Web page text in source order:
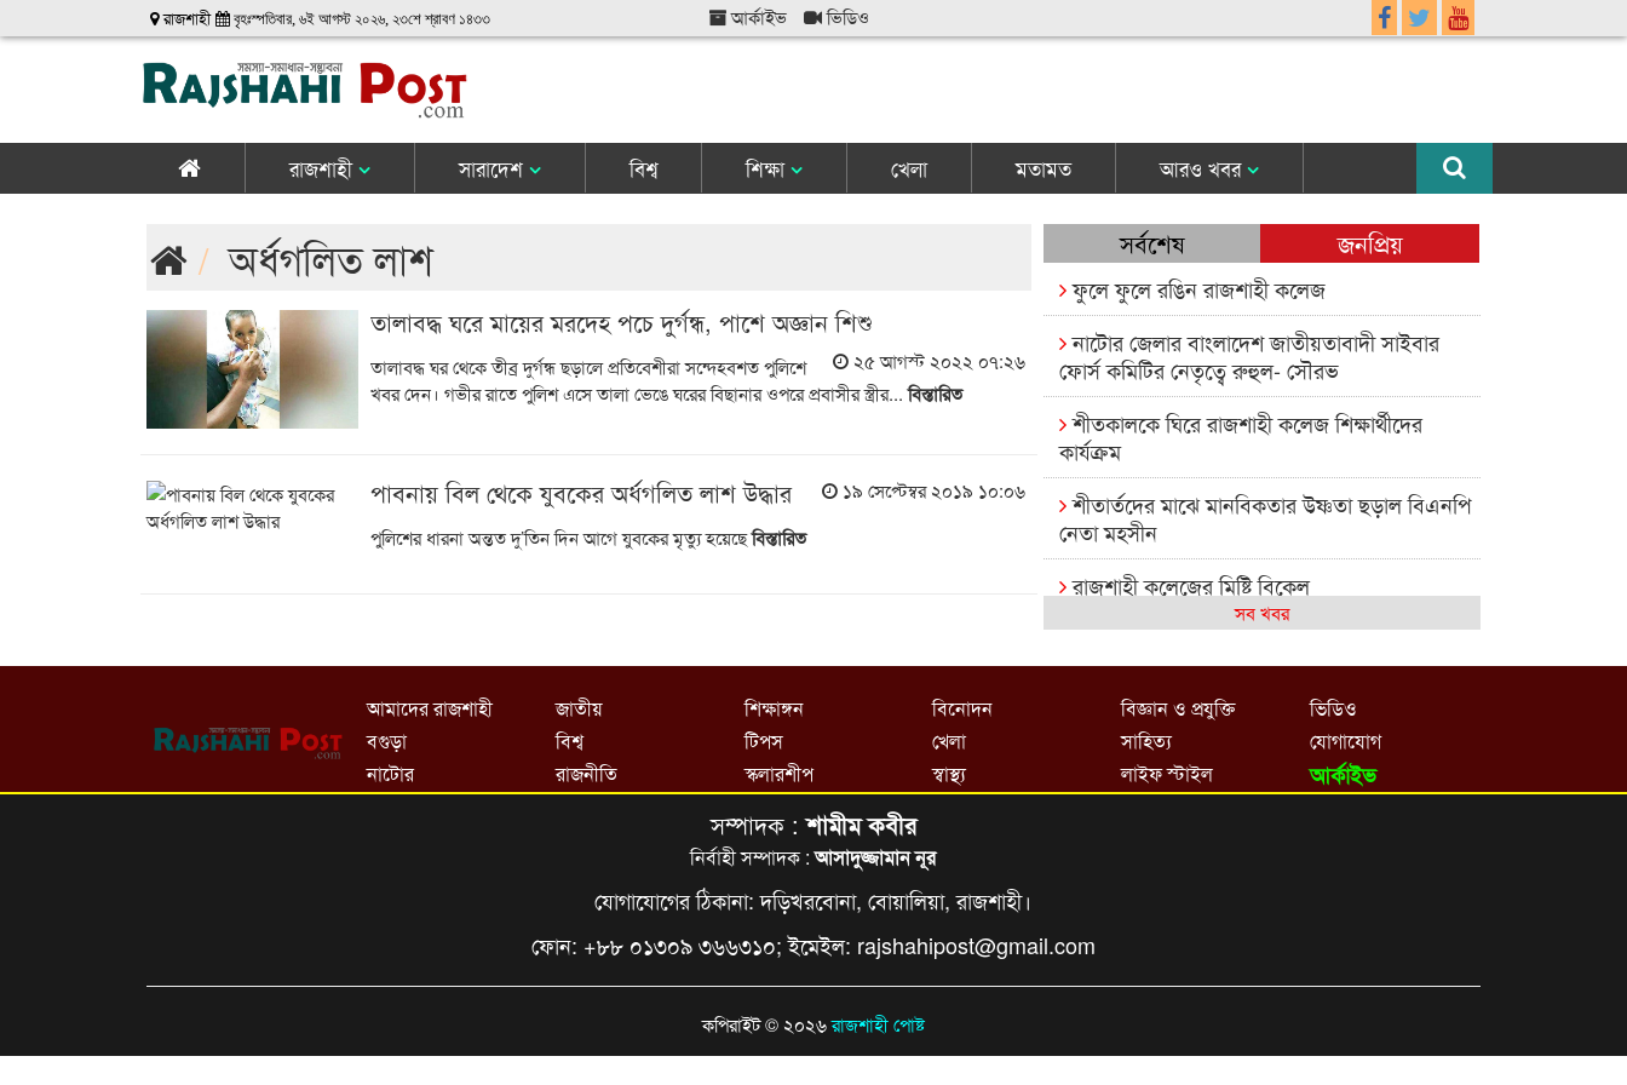
রাজশাহী বৃহঃস্পতিবার, ৬ই আগস্ট ২০২৬, ২৩শে শ্রাবণ ১৪৩৩ আর্কাইভ ভিডিও
রাজশাহী সারাদেশ বিশ্ব শিক্ষা খেলা মতামত আরও খবর
অর্ধগলিত লাশ
তালাবদ্ধ ঘরে মায়ের মরদেহ পচে দুর্গন্ধ, পাশে অজ্ঞান শিশু
২৫ আগস্ট ২০২২ ০৭:২৬
তালাবদ্ধ ঘর থেকে তীব্র দুর্গন্ধ ছড়ালে প্রতিবেশীরা সন্দেহবশত পুলিশে
খবর দেন। গভীর রাতে পুলিশ এসে তালা ভেঙে ঘরের বিছানার ওপরে প্রবাসীর স্ত্রীর...বিস্তারিত
পাবনায় বিল থেকে যুবকের অর্ধগলিত লাশ উদ্ধার
১৯ সেপ্টেম্বর ২০১৯ ১০:০৬
পুলিশের ধারনা অন্তত দু’তিন দিন আগে যুবকের মৃত্যু হয়েছেবিস্তারিত
সর্বশেষ জনপ্রিয়
ফুলে ফুলে রঙিন রাজশাহী কলেজ
নাটোর জেলার বাংলাদেশ জাতীয়তাবাদী সাইবার
ফোর্স কমিটির নেতৃত্বে রুহুল- সৌরভ
শীতকালকে ঘিরে রাজশাহী কলেজ শিক্ষার্থীদের
কার্যক্রম
শীতার্তদের মাঝে মানবিকতার উষ্ণতা ছড়াল বিএনপি
নেতা মহসীন
রাজশাহী কলেজের মিষ্টি বিকেল
কেমন আছে আমাদের দেশের মধ্যবিত্তরা
রাজশাহী কলেজ ক্যারিয়ার ক্লাবের নেতৃত্বে ইসমাইল-
রাজশাইন একাডেমির ফল প্রকাশ ও পুরস্কার বিতরণ
খেলার মাঠে বানানো হয়েছে গর্ত ঝুঁকিতে
আষাড়িয়াদহর দুই বিদ্যালয়
সব খবর
আমাদের রাজশাহী
বগুড়া
নাটোর
জাতীয়
বিশ্ব
রাজনীতি
শিক্ষাঙ্গন
টিপস
স্কলারশীপ
বিনোদন
খেলা
স্বাস্থ্য
বিজ্ঞান ও প্রযুক্তি
সাহিত্য
লাইফ স্টাইল
ভিডিও
যোগাযোগ
আর্কাইভ
সম্পাদক : শামীম কবীর
নির্বাহী সম্পাদক :আসাদুজ্জামান নূর
যোগাযোগের ঠিকানা: দড়িখরবোনা, বোয়ালিয়া, রাজশাহী।
ফোন: +৮৮ ০১৩০৯ ৩৬৬৩১০; ইমেইল: rajshahipost@gmail.com
কপিরাইট © ২০২৬রাজশাহী পোষ্ট